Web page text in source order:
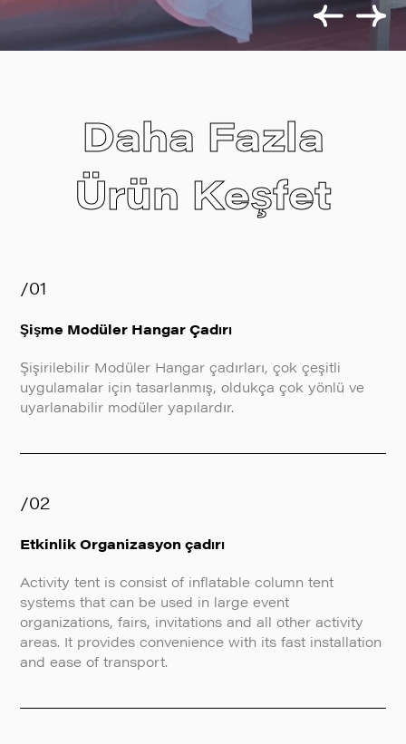
Daha Fazla
Ürün Keşfet
/01
Şişme Modüler Hangar Çadırı
Şişirilebilir Modüler Hangar çadırları, çok çeşitli
uygulamalar için tasarlanmış, oldukça çok yönlü ve
uyarlanabilir modüler yapılardır.
/02
Etkinlik Organizasyon çadırı
Activity tent is consist of inflatable column tent
systems that can be used in large event
organizations, fairs, invitations and all other activity
areas. It provides convenience with its fast installation
and ease of transport.